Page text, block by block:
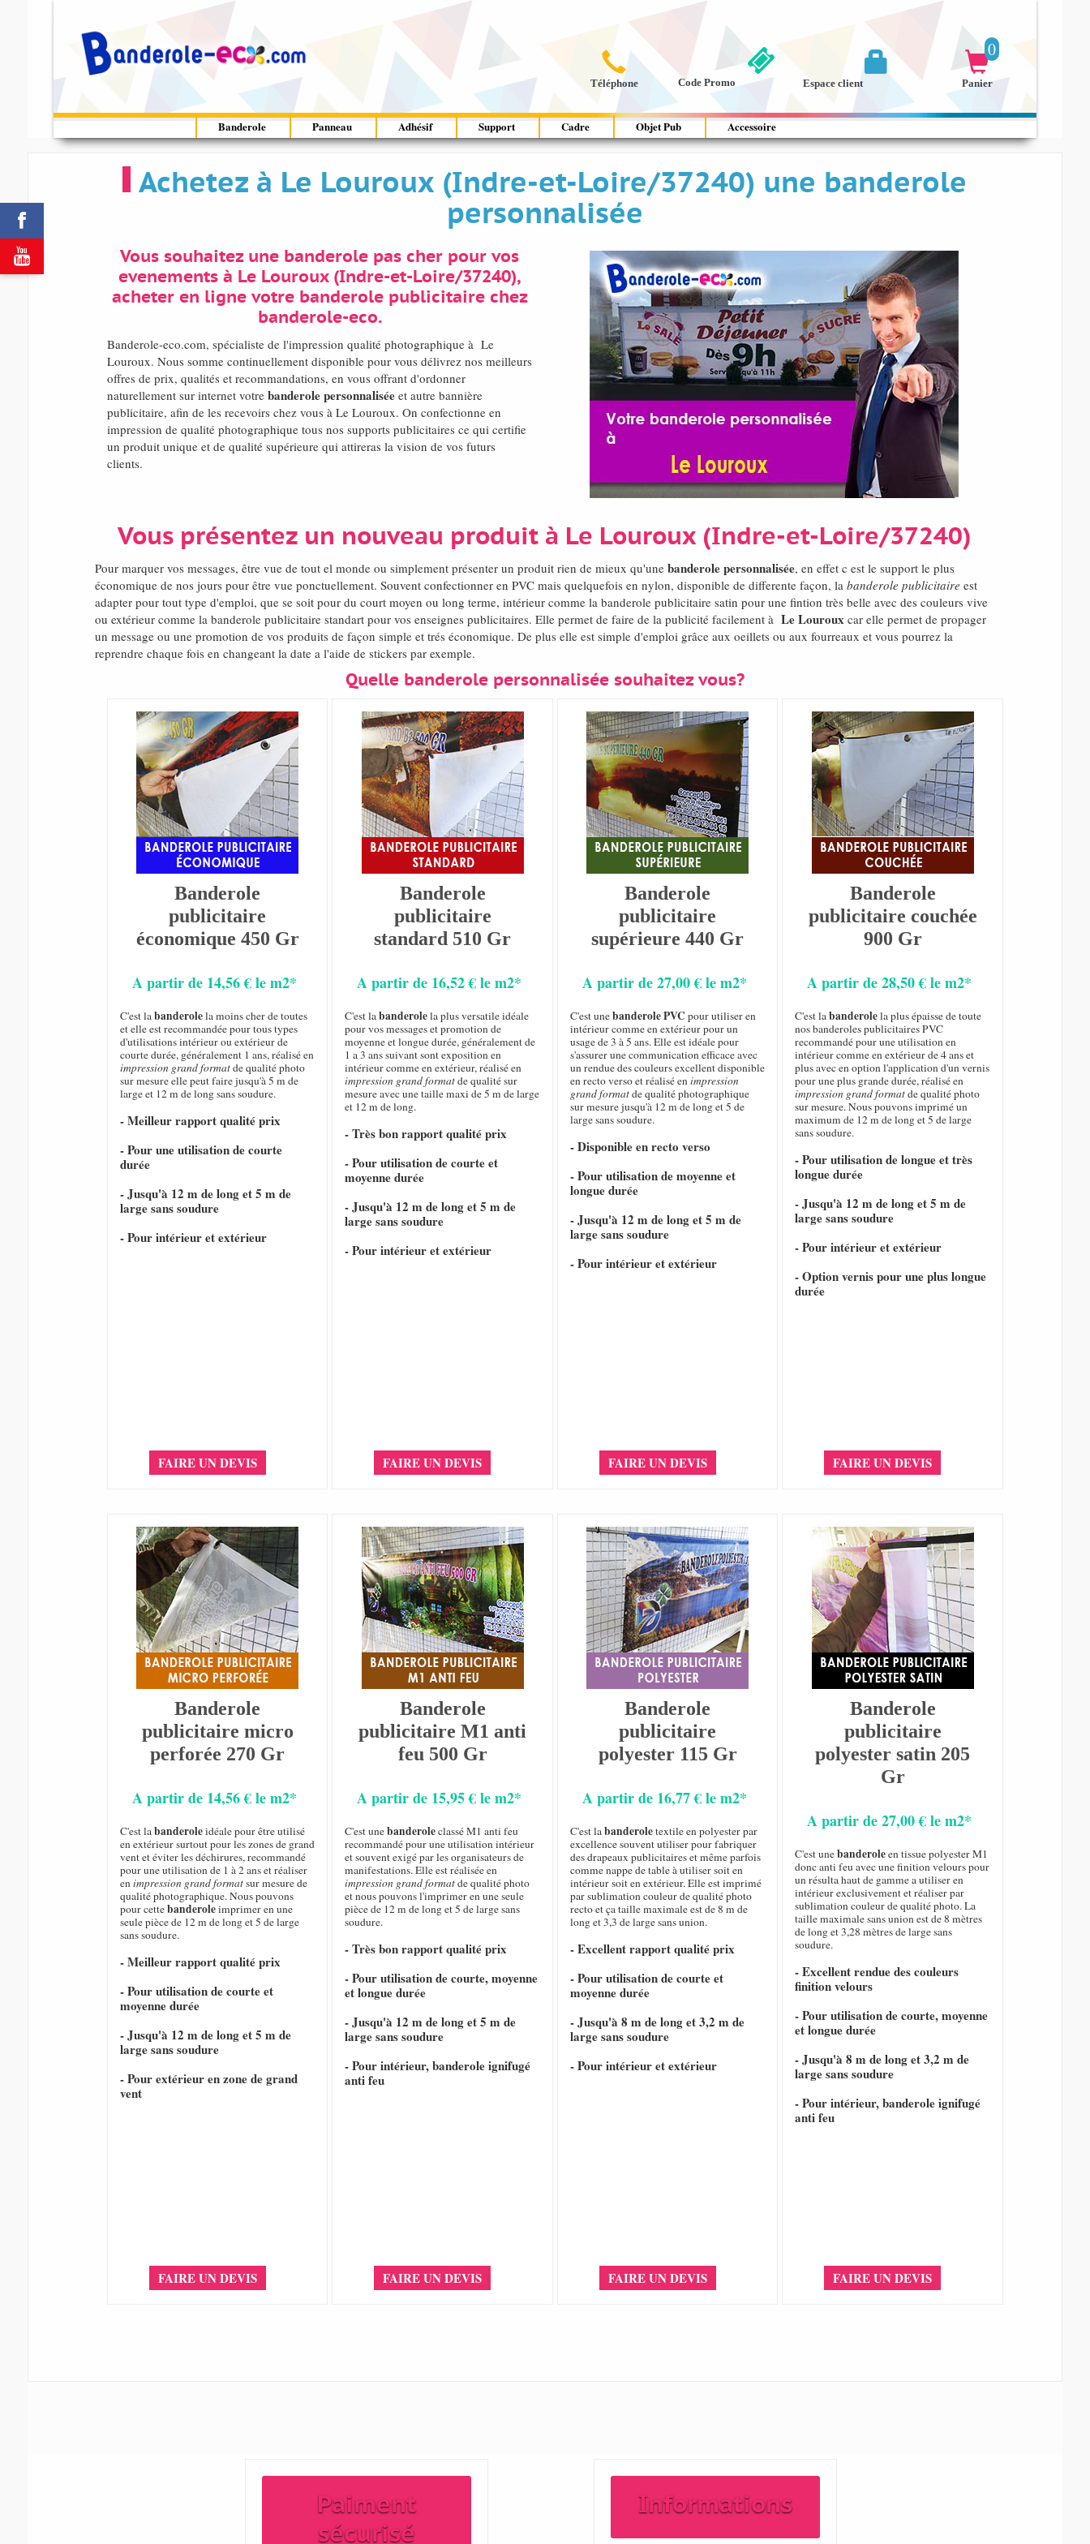



Téléphone
0

Panier

Espace client
Code Promo
Banderole Panneau Adhésif Support Cadre Objet Pub Accessoire
Achetez à Le Louroux (Indre-et-Loire/37240) une banderole
personnalisée
Vous souhaitez une banderole pas cher pour vos
evenements à Le Louroux (Indre-et-Loire/37240),
acheter en ligne votre banderole publicitaire chez
banderole-eco.
Banderole-eco.com, spécialiste de l'impression qualité photographique à Le
Louroux. Nous somme continuellement disponible pour vous délivrez nos meilleurs
offres de prix, qualités et recommandations, en vous offrant d'ordonner
naturellement sur internet votre banderole personnaliséeet autre bannière
publicitaire, afin de les recevoirs chez vous à Le Louroux. On confectionne en
impression de qualité photographique tous nos supports publicitaires ce qui certifie
un produit unique et de qualité supérieure qui attireras la vision de vos futurs
clients.
Vous présentez un nouveau produit à Le Louroux (Indre-et-Loire/37240)
Pour marquer vos messages, être vue de tout el monde ou simplement présenter un produit rien de mieux qu'une banderole personnalisée, en effet c est le support le plus
économique de nos jours pour être vue ponctuellement. Souvent confectionner en PVC mais quelquefois en nylon, disponible de differente façon, la banderole publicitaire est
adapter pour tout type d'emploi, que se soit pour du court moyen ou long terme, intérieur comme la banderole publicitaire satin pour une fintion très belle avec des couleurs vive
ou extérieur comme la banderole publicitaire standart pour vos enseignes publicitaires. Elle permet de faire de la publicité facilement à Le Louroux car elle permet de propager
un message ou une promotion de vos produits de façon simple et trés économique. De plus elle est simple d'emploi grâce aux oeillets ou aux fourreaux et vous pourrez la
reprendre chaque fois en changeant la date a l'aide de stickers par exemple.
Quelle banderole personnalisée souhaitez vous?
Banderole
publicitaire
économique 450 Gr
A partir de 14,56 € le m2*
C'est labanderolela moins cher de toutes
et elle est recommandée pour tous types
d'utilisations intérieur ou extérieur de
courte durée, généralement 1 ans, réalisé en
impression grand formatde qualité photo
sur mesure elle peut faire jusqu'à 5 m de
large et 12 m de long sans soudure.
- Meilleur rapport qualité prix
- Pour une utilisation de courte
durée
- Jusqu'à 12 m de long et 5 m de
large sans soudure
- Pour intérieur et extérieur
FAIRE UN DEVIS
Banderole
publicitaire
standard 510 Gr
A partir de 16,52 € le m2*
C'est labanderolela plus versatile idéale
pour vos messages et promotion de
moyenne et longue durée, généralement de
1 a 3 ans suivant sont exposition en
intérieur comme en extérieur, réalisé en
impression grand formatde qualité sur
mesure avec une taille maxi de 5 m de large
et 12 m de long.
- Très bon rapport qualité prix
- Pour utilisation de courte et
moyenne durée
- Jusqu'à 12 m de long et 5 m de
large sans soudure
- Pour intérieur et extérieur
FAIRE UN DEVIS
Banderole
publicitaire
supérieure 440 Gr
A partir de 27,00 € le m2*
C'est unebanderole PVC pour utiliser en
intérieur comme en extérieur pour un
usage de 3 à 5 ans. Elle est idéale pour
s'assurer une communication efficace avec
un rendue des couleurs excellent disponible
en recto verso et réalisé enimpression
grand formatde qualité photographique
sur mesure jusqu'à 12 m de long et 5 de
large sans soudure.
- Disponible en recto verso
- Pour utilisation de moyenne et
longue durée
- Jusqu'à 12 m de long et 5 m de
large sans soudure
- Pour intérieur et extérieur
FAIRE UN DEVIS
Banderole
publicitaire couchée
900 Gr
A partir de 28,50 € le m2*
C'est labanderolela plus épaisse de toute
nos banderoles publicitaires PVC
recommandé pour une utilisation en
intérieur comme en extérieur de 4 ans et
plus avec en option l'application d'un vernis
pour une plus grande durée, réalisé en
impression grand formatde qualité photo
sur mesure. Nous pouvons imprimé un
maximum de 12 m de long et 5 de large
sans soudure.
- Pour utilisation de longue et très
longue durée
- Jusqu'à 12 m de long et 5 m de
large sans soudure
- Pour intérieur et extérieur
- Option vernis pour une plus longue
durée
FAIRE UN DEVIS
Banderole
publicitaire micro
perforée 270 Gr
A partir de 14,56 € le m2*
C'est labanderoleidéale pour être utilisé
en extérieur surtout pour les zones de grand
vent et éviter les déchirures, recommandé
pour une utilisation de 1 à 2 ans et réaliser
enimpression grand formatsur mesure de
qualité photographique. Nous pouvons
pour cettebanderoleimprimer en une
seule pièce de 12 m de long et 5 de large
sans soudure.
- Meilleur rapport qualité prix
- Pour utilisation de courte et
moyenne durée
- Jusqu'à 12 m de long et 5 m de
large sans soudure
- Pour extérieur en zone de grand
vent
FAIRE UN DEVIS
Banderole
publicitaire M1 anti
feu 500 Gr
A partir de 15,95 € le m2*
C'est unebanderoleclassé M1 anti feu
recommandé pour une utilisation intérieur
et souvent exigé par les organisateurs de
manifestations. Elle est réalisée en
impression grand formatde qualité photo
et nous pouvons l'imprimer en une seule
pièce de 12 m de long et 5 de large sans
soudure.
- Très bon rapport qualité prix
- Pour utilisation de courte, moyenne
et longue durée
- Jusqu'à 12 m de long et 5 m de
large sans soudure
- Pour intérieur, banderole ignifugé
anti feu
FAIRE UN DEVIS
Banderole
publicitaire
polyester 115 Gr
A partir de 16,77 € le m2*
C'est labanderoletextile en polyester par
excellence souvent utiliser pour fabriquer
des drapeaux publicitaires et même parfois
comme nappe de table à utiliser soit en
intérieur soit en extérieur. Elle est imprimé
par sublimation couleur de qualité photo
recto et ça taille maximale est de 8 m de
long et 3,3 de large sans union.
- Excellent rapport qualité prix
- Pour utilisation de courte et
moyenne durée
- Jusqu'à 8 m de long et 3,2 m de
large sans soudure
- Pour intérieur et extérieur
FAIRE UN DEVIS
Banderole
publicitaire
polyester satin 205
Gr
A partir de 27,00 € le m2*
C'est unebanderoleen tissue polyester M1
donc anti feu avec une finition velours pour
un résulta haut de gamme a utiliser en
intérieur exclusivement et réaliser par
sublimation couleur de qualité photo. La
taille maximale sans union est de 8 mètres
de long et 3,28 mètres de large sans
soudure.
- Excellent rendue des couleurs
finition velours
- Pour utilisation de courte, moyenne
et longue durée
- Jusqu'à 8 m de long et 3,2 m de
large sans soudure
- Pour intérieur, banderole ignifugé
anti feu
FAIRE UN DEVIS
Paiment
sécurisé
Informations